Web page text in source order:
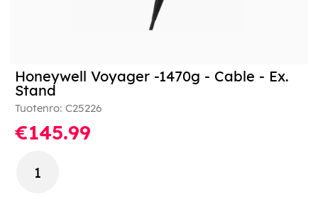
Honeywell Voyager -1470g - Cable - Ex.
Stand
Tuotenro: C25226
€145.99